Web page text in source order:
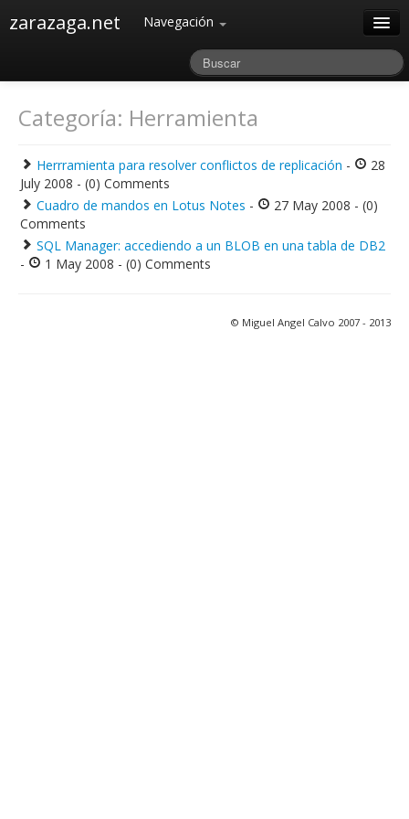
zarazaga.net Navegación
Categoría: Herramienta
Herrramienta para resolver conflictos de replicación -
28
July 2008 - (0) Comments
Cuadro de mandos en Lotus Notes -
27 May 2008 - (0)
Comments
SQL Manager: accediendo a un BLOB en una tabla de DB2
-
1 May 2008 - (0) Comments
© Miguel Angel Calvo 2007 - 2013